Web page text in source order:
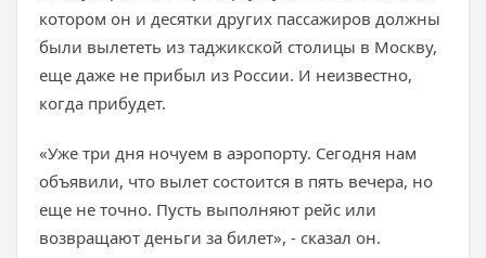
котором он и десятки других пассажиров должны
были вылететь из таджикской столицы в Москву,
еще даже не прибыл из России. И неизвестно,
когда прибудет.
«Уже три дня ночуем в аэропорту. Сегодня нам
объявили, что вылет состоится в пять вечера, но
еще не точно. Пусть выполняют рейс или
возвращают деньги за билет», - сказал он.